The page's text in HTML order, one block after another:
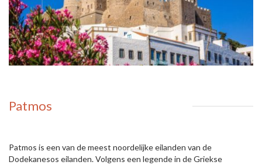
Patmos
Patmos is een van de meest noordelijke eilanden van de
Dodekanesos eilanden. Volgens een legende in de Griekse